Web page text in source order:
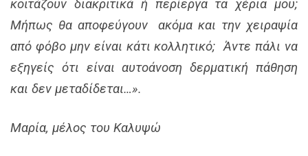
κοιτάζουν διακριτικά ή περίεργα τα χέρια μου;
Μήπως θα αποφεύγουν ακόμα και την χειραψία
από φόβο μην είναι κάτι κολλητικό; Άντε πάλι να
εξηγείς ότι είναι αυτοάνοση δερματική πάθηση
και δεν μεταδίδεται…».
Μαρία, μέλος του Καλυψώ